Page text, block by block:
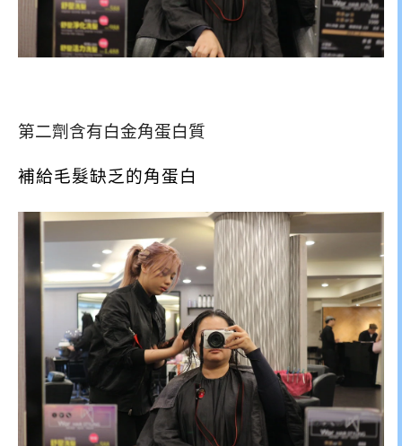
第二劑含有白金角蛋白質
補給毛髮缺乏的角蛋白